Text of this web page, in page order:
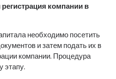
компании в
необходимо посетить
и затем подать их в
компании. Процедура
этапу.